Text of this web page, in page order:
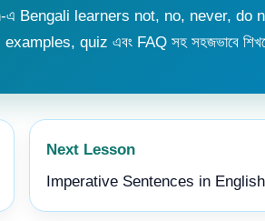
এ Bengali learners not, no, never, do
quiz এবং FAQ সহ সহজভাবে
Next Lesson
Imperative Sentences in